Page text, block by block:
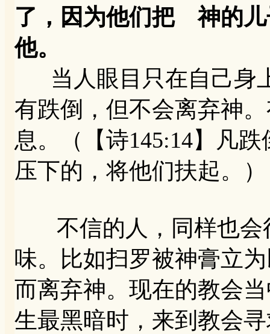
了，因为他们把 神的儿
他。
当人眼目只在自己身
有跌倒，但不会离弃神
息。（【诗145:14】凡
压下的，将他们扶起。）
不信的人，同样也会
味。比如扫罗被神膏立
而离弃神。现在的教会
生最黑暗时，来到教会